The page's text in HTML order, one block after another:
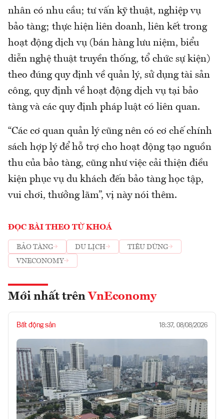
nhân có nhu cầu; tư vấn kỹ thuật, nghiệp vụ
bảo tàng; thực hiện liên doanh, liên kết trong
hoạt động dịch vụ (bán hàng lưu niệm, biểu
diễn nghệ thuật truyền thống, tổ chức sự kiện)
theo đúng quy định về quản lý, sử dụng tài sản
công, quy định về hoạt động dịch vụ tại bảo
tàng và các quy định pháp luật có liên quan.
“Các cơ quan quản lý cũng nên có cơ chế chính
sách hợp lý để hỗ trợ cho hoạt động tạo nguồn
thu của bảo tàng, cũng như việc cải thiện điều
kiện phục vụ du khách đến bảo tàng học tập,
vui chơi, thưởng lãm”, vị này nói thêm.
ĐỌC BÀI THEO TỪ KHOÁ
BẢO TÀNG DU LỊCH
TIÊU DÙNG
VNECONOMY
Mới nhất trên VnEconomy
Bất động sản 18:37, 08/08/2026